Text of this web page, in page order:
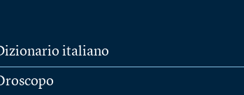
italiano